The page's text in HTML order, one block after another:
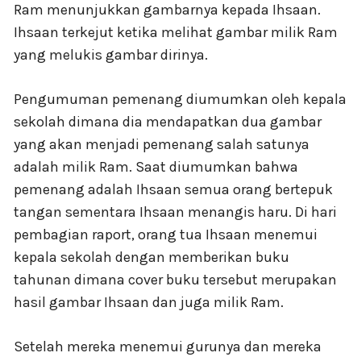
Ram menunjukkan gambarnya kepada Ihsaan.
Ihsaan terkejut ketika melihat gambar milik Ram
yang melukis gambar dirinya.
Pengumuman pemenang diumumkan oleh kepala
sekolah dimana dia mendapatkan dua gambar
yang akan menjadi pemenang salah satunya
adalah milik Ram. Saat diumumkan bahwa
pemenang adalah Ihsaan semua orang bertepuk
tangan sementara Ihsaan menangis haru. Di hari
pembagian raport, orang tua Ihsaan menemui
kepala sekolah dengan memberikan buku
tahunan dimana cover buku tersebut merupakan
hasil gambar Ihsaan dan juga milik Ram.
Setelah mereka menemui gurunya dan mereka